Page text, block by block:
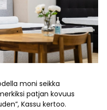
moni seikka
patjan kovuus
Kassu kertoo.